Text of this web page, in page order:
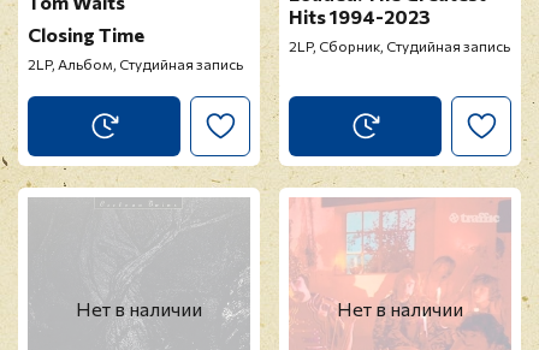
Closing Time
2LP, Альбом, Студийная запись
Hits 1994-2023
2LP, Сборник, Студийная запись
Нет в наличии Нет в наличии